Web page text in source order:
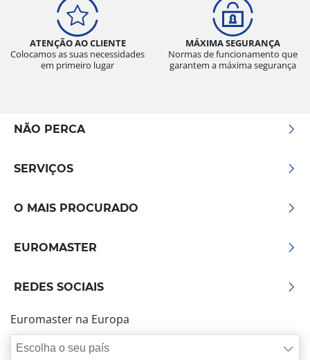
ATENÇÃO AO CLIENTE
Colocamos as suas necessidades
em primeiro lugar
MÁXIMA SEGURANÇA
Normas de funcionamento que
garantem a máxima segurança
NÃO PERCA
SERVIÇOS
O MAIS PROCURADO
EUROMASTER
REDES SOCIAIS
Euromaster na Europa
Escolha o seu país